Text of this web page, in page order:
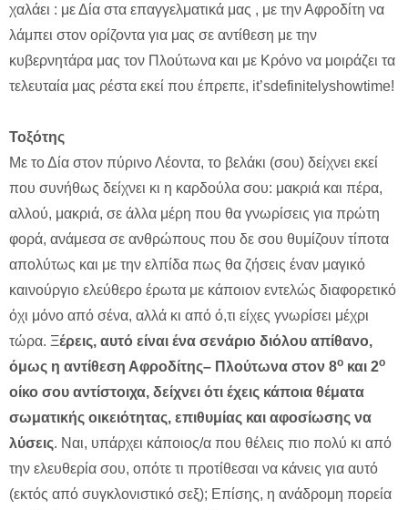
χαλάει : με Δία στα επαγγελματικά μας , με την Αφροδίτη να
λάμπει στον ορίζοντα για μας σε αντίθεση με την
κυβερνητάρα μας τον Πλούτωνα και με Κρόνο να μοιράζει τα
τελευταία μας ρέστα εκεί που έπρεπε, it’sdefinitelyshowtime!
Τοξότης
Με το Δία στον πύρινο Λέοντα, το βελάκι (σου) δείχνει εκεί
που συνήθως δείχνει κι η καρδούλα σου: μακριά και πέρα,
αλλού, μακριά, σε άλλα μέρη που θα γνωρίσεις για πρώτη
φορά, ανάμεσα σε ανθρώπους που δε σου θυμίζουν τίποτα
απολύτως και με την ελπίδα πως θα ζήσεις έναν μαγικό
καινούργιο ελεύθερο έρωτα με κάποιον εντελώς διαφορετικό
όχι μόνο από σένα, αλλά κι από ό,τι είχες γνωρίσει μέχρι
τώρα. Ξέρεις, αυτό είναι ένα σενάριο διόλου απίθανο,
όμως η αντίθεση Αφροδίτης– Πλούτωνα στον 8ο και 2ο
οίκο σου αντίστοιχα, δείχνει ότι έχεις κάποια θέματα
σωματικής οικειότητας, επιθυμίας και αφοσίωσης να
λύσεις. Ναι, υπάρχει κάποιος/α που θέλεις πιο πολύ κι από
την ελευθερία σου, οπότε τι προτίθεσαι να κάνεις για αυτό
(εκτός από συγκλονιστικό σεξ); Επίσης, η ανάδρομη πορεία